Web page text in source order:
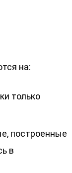
на:
только
построенные
в